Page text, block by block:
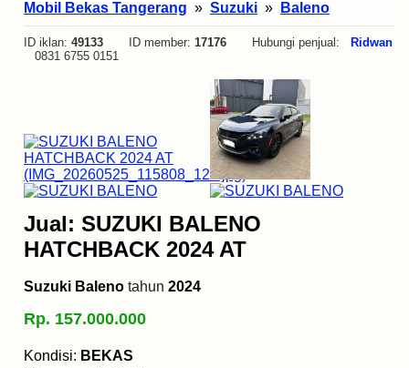
Mobil Bekas Tangerang » Suzuki » Baleno
ID iklan: 49133 ID member: 17176 Hubungi penjual:
Ridwan
0831 6755 0151
Jual: SUZUKI BALENO
HATCHBACK 2024 AT
Suzuki Baleno tahun 2024
Rp. 157.000.000
Kondisi: BEKAS